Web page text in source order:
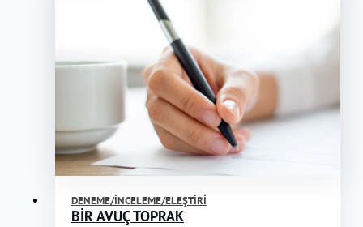
DENEME/İNCELEME/ELEŞTIRI
BİR AVUÇ TOPRAK